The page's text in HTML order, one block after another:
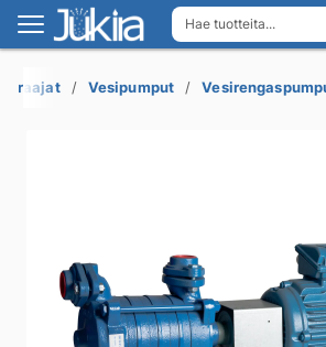
Hae tuotteita...
Siirry
navigointiin
Siirry
sisältöön
Vesipumput